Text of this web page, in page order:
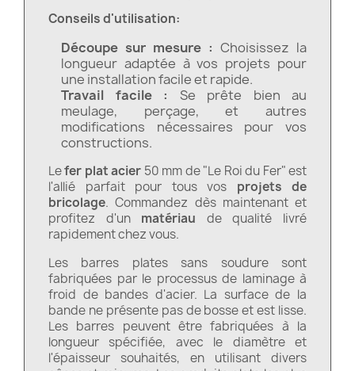
Conseils d'utilisation:
Découpe sur mesure : Choisissez la
longueur adaptée à vos projets pour
une installation facile et rapide.
Travail facile : Se prête bien au
meulage, perçage, et autres
modifications nécessaires pour vos
constructions.
Lefer plat acier 50 mm de "Le Roi du Fer" est
l'allié parfait pour tous vos projets de
bricolage. Commandez dès maintenant et
profitez d'un matériau de qualité livré
rapidement chez vous.
Les barres plates sans soudure sont
fabriquées par le processus de laminage à
froid de bandes d'acier. La surface de la
bande ne présente pas de bosse et est lisse.
Les barres peuvent être fabriquées à la
longueur spécifiée, avec le diamètre et
l'épaisseur souhaités, en utilisant divers